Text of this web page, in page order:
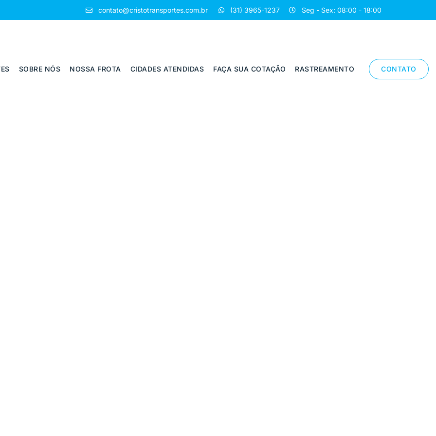
contato@cristotransportes.com.br (31) 3965-1237 Seg - Sex: 08:00 - 18:00
SOBRE NÓS NOSSA FROTA CIDADES ATENDIDAS FAÇA SUA COTAÇÃO RASTREAMENTO CONTATO